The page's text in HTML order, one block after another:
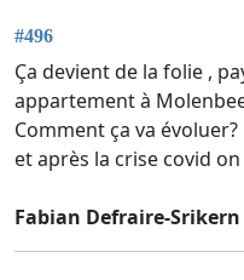
#496
Ça devient de la folie ,
appartement à
Comment ça va évoluer?
et après la crise covid
Fabian Defraire-Srikern